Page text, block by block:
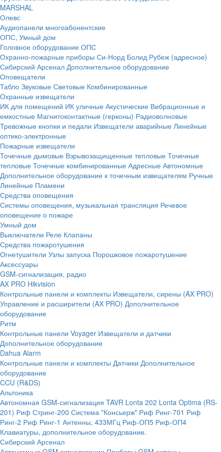
MARSHAL
Олевс
Аудиопанели многоабонентские
ОПС, Умный дом
Головное оборудование ОПС
Охранно-пожарные приборы Си-Норд Болид Рубеж (адресное)
Сибирский Арсенал Дополнительное оборудование
Оповещатели
Табло Звуковые Световые Комбинированные
Охранные извещатели
ИК для помещений ИК уличные Акустические Вибрационные и
емкостные Магнитоконтактные (герконы) Радиоволновые
Тревожные кнопки и педали Извещатели аварийные Линейные
оптико-электронные
Пожарные извещатели
Точечные дымовые Взрывозащищенные тепловые Точечные
тепловые Точечные комбинированные Адресные Автономные
Дополнительное оборудование к точечным извещателям Ручные
Линейные Пламени
Средства оповещения
Системы оповещения, музыкальная трансляция Речевое
оповещение о пожаре
Умный дом
Выключатели Реле Клапаны
Средства пожаротушения
Огнетушители Узлы запуска Порошковое пожаротушение
Аксессуары
GSM-сигнализация, радио
AX PRO Hikvision
Контрольные панели и комплекты Извещатели, сирены (AX PRO)
Управление и расширители (AX PRO) Дополнительное
оборудование
Ритм
Контрольные панели Voyager Извещатели и датчики
Дополнительное оборудование
Dahua Alarm
Контрольные панели и комплекты Датчики Дополнительное
оборудование
CCU (R&DS)
Альтоника
Автономная GSM-сигнализация TAVR Lonta 202 Lonta Optima (RS-
201) Риф Стринг-200 Система "Консьерж" Риф Ринг-701 Риф
Ринг-2 Риф Ринг-1 Антенны, 433МГц Риф-ОП5 Риф-ОП4
Клавиатуры, дополнительное оборудование.
Сибирский Арсенал